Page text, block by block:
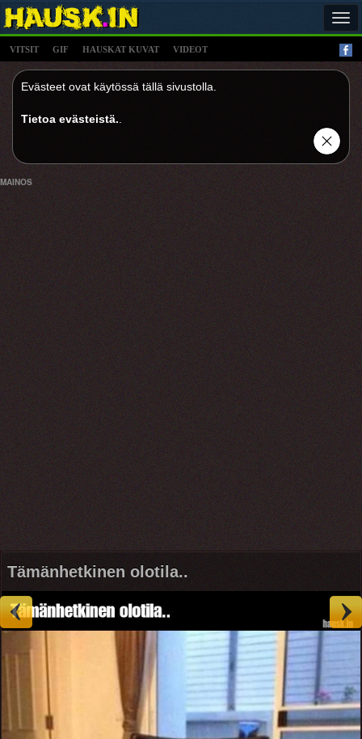
VITSIT GIF HAUSKAT KUVAT VIDEOT
Evästeet ovat käytössä tällä sivustolla.
Tietoa evästeistä.
MAINOS
Tämänhetkinen olotila..